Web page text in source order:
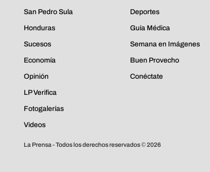
San Pedro Sula
Honduras
Sucesos
Economía
Opinión
LP Verifica
Fotogalerías
Videos
Deportes
Guía Médica
Semana en Imágenes
Buen Provecho
Conéctate
La Prensa - Todos los derechos reservados ©2026